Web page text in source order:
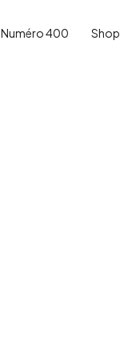
Numéro 400 Shop